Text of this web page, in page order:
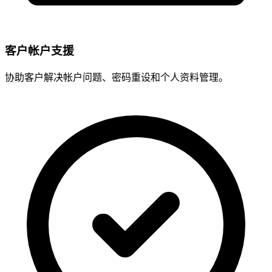
客户帐户支援
协助客户解决帐户问题、密码重设和个人资料管理。